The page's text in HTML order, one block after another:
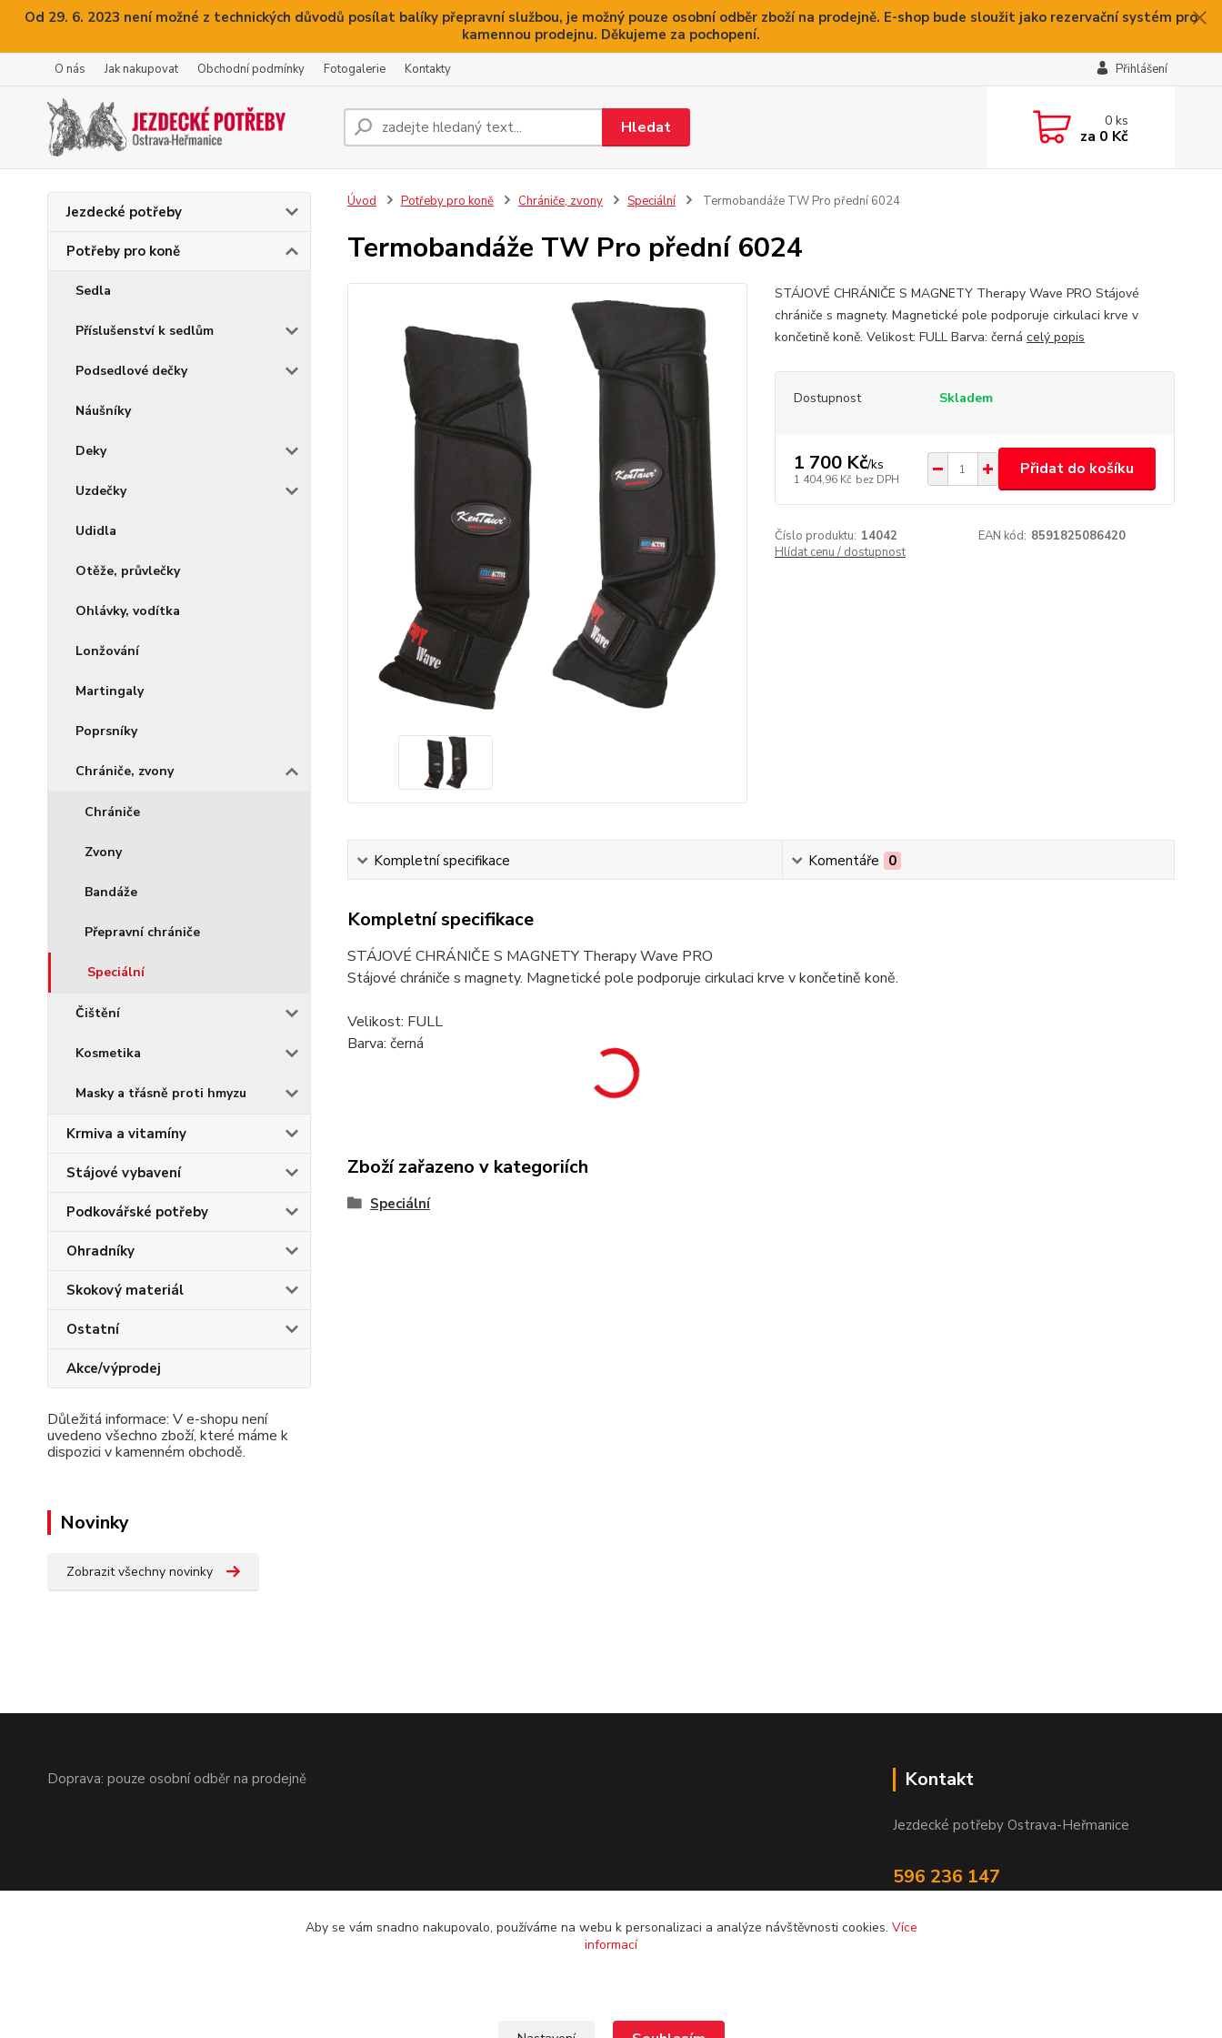
Od 29. 6. 2023 není možné z technických důvodů posílat balíky přepravní službou, je možný pouze osobní odběr zboží na prodejně. E-shop bude sloužit jako rezervační systém pro
kamennou prodejnu. Děkujeme za pochopení.
O nás Jak nakupovat Obchodní podmínky Fotogalerie Kontakty Přihlášení
Hledat 0ks
za 0 Kč
Jezdecké potřeby
Potřeby pro koně
Sedla
Příslušenství k sedlům
Podsedlové dečky
Náušníky
Deky
Uzdečky
Udidla
Otěže, průvlečky
Ohlávky, vodítka
Lonžování
Martingaly
Poprsníky
Chrániče, zvony
Chrániče
Zvony
Bandáže
Přepravní chrániče
Speciální
Čištění
Kosmetika
Masky a třásně proti hmyzu
Krmiva a vitamíny
Stájové vybavení
Podkovářské potřeby
Ohradníky
Skokový materiál
Ostatní
Akce/výprodej
Důležitá informace: V e-shopu není
uvedeno všechno zboží, které máme k
dispozici v kamenném obchodě.
Novinky
Zobrazit všechny novinky
Úvod Potřeby pro koně Chrániče, zvony Speciální Termobandáže TW Pro přední 6024
Termobandáže TW Pro přední 6024
STÁJOVÉ CHRÁNIČE S MAGNETY Therapy Wave PRO Stájové
chrániče s magnety. Magnetické pole podporuje cirkulaci krve v
končetině koně. Velikost: FULL Barva: černá celý popis
Dostupnost Skladem
1 700 Kč/ks
1 404,96 Kč bez DPH
Přidat do košíku
Číslo produktu: 14042 EAN kód: 8591825086420
Hlídat cenu / dostupnost
Kompletní specifikace Komentáře 0
Kompletní specifikace
STÁJOVÉ CHRÁNIČE S MAGNETY Therapy Wave PRO
Stájové chrániče s magnety. Magnetické pole podporuje cirkulaci krve v končetině koně.
Velikost: FULL
Barva: černá
Zboží zařazeno v kategoriích
Speciální
Doprava: pouze osobní odběr na prodejně Kontakt
Jezdecké potřeby Ostrava-Heřmanice
596 236 147
Aby se vám snadno nakupovalo, používáme na webu k personalizaci a analýze návštěvnosti cookies. Více
informací